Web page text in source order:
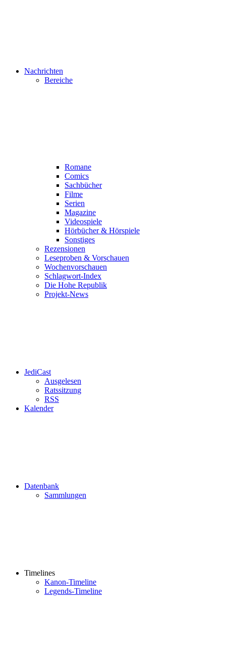
Nachrichten
Bereiche
Romane
Comics
Sachbücher
Filme
Serien
Magazine
Videospiele
Hörbücher & Hörspiele
Sonstiges
Rezensionen
Leseproben & Vorschauen
Wochenvorschauen
Schlagwort-Index
Die Hohe Republik
Projekt-News
JediCast
Ausgelesen
Ratssitzung
RSS
Kalender
Datenbank
Sammlungen
Timelines
Kanon-Timeline
Legends-Timeline